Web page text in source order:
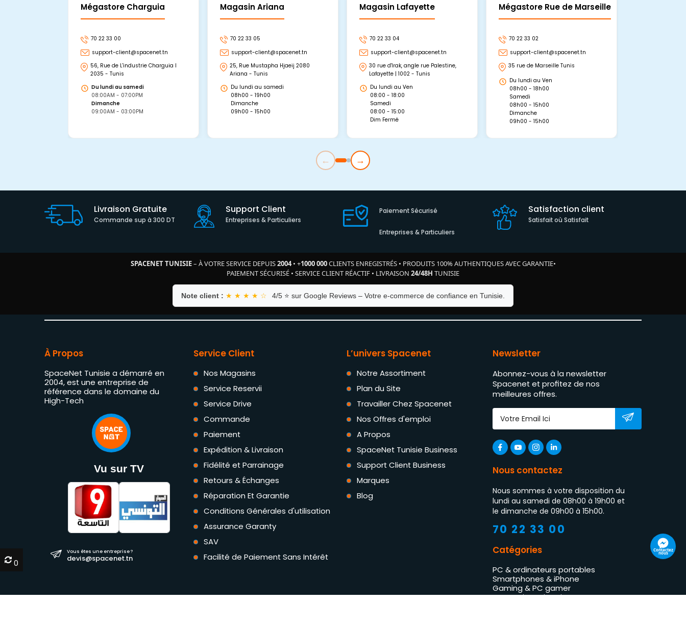
Mégastore Charguia
70 22 33 00
support-client@spacenet.tn
56, Rue de L'industrie Charguia I
2035 - Tunis
Du lundi au samedi
08:00AM - 07:00PM
Dimanche
09:00AM - 03:00PM
Magasin Ariana
70 22 33 05
support-client@spacenet.tn
25, Rue Mustapha Hjaeij 2080
Ariana - Tunis
Du lundi au samedi
08h00 - 19h00
Dimanche
09h00 - 15h00
Magasin Lafayette
70 22 33 04
support-client@spacenet.tn
30 rue d'Irak, angle rue Palestine,
Lafayette | 1002 - Tunis
Du lundi au Ven
08:00 - 18:00
Samedi
08:00 - 15:00
Dim Fermé
Mégastore Rue de Marseille
70 22 33 02
support-client@spacenet.tn
35 rue de Marseille Tunis
Du lundi au Ven
08h00 - 18h00
Samedi
08h00 - 15h00
Dimanche
09h00 - 15h00
← →
Livraison Gratuite
Commande sup à 300 DT
Support Client
Entreprises & Particuliers
Paiement Sécurisé
Entreprises & Particuliers
Satisfaction client
Satisfait où Satisfait
SPACENET TUNISIE– À VOTRE SERVICE DEPUIS2004• +1000 000CLIENTS ENREGISTRÉS• PRODUITS 100% AUTHENTIQUES AVEC GARANTIE•
PAIEMENT SÉCURISÉ • SERVICE CLIENT RÉACTIF • LIVRAISON 24/48H TUNISIE
Note client : ★ ★ ★ ★ ☆ 4/5 ⭐ sur Google Reviews – Votre e-commerce de confiance en Tunisie.
À Propos
SpaceNet Tunisie a démarré en
2004, est une entreprise de
référence dans le domaine du
High-Tech
Vu sur TV
Vous êtes une entreprise ?
devis@spacenet.tn
Service Client
Nos Magasins
Service Reservii
Service Drive
Commande
Paiement
Expédition & Livraison
Fidélité et Parrainage
Retours & Échanges
Réparation Et Garantie
Conditions Générales d'utilisation
Assurance Garanty
SAV
Facilité de Paiement Sans Intérêt
L’univers Spacenet
Notre Assortiment
Plan du Site
Travailler Chez Spacenet
Nos Offres d'emploi
A Propos
SpaceNet Tunisie Business
Support Client Business
Marques
Blog
Newsletter
Abonnez-vous à la newsletter
Spacenet et profitez de nos
meilleures offres.
Nous contactez
Nous sommes à votre disposition du
lundi au samedi de 08h00 à 19h00 et
le dimanche de 09h00 à 15h00.
70 22 33 00
Catégories
PC & ordinateurs portables
Smartphones & iPhone
Gaming & PC gamer
Impression & imprimantes
Contactez
nous
0
0